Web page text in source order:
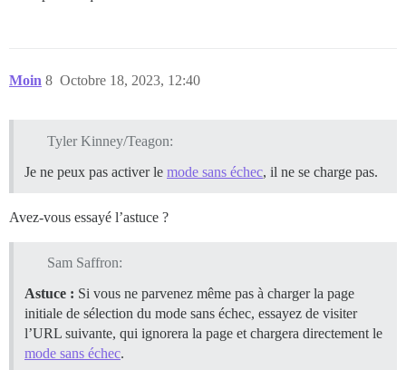
Moin Octobre 18, 2023, 12:40
8
Tyler Kinney/Teagon:
Je ne peux pas activer le mode sans échec, il ne se charge pas.
Avez-vous essayé l’astuce ?
Sam Saffron:
Astuce : Si vous ne parvenez même pas à charger la page
initiale de sélection du mode sans échec, essayez de visiter
l’URL suivante, qui ignorera la page et chargera directement le
mode sans échec.